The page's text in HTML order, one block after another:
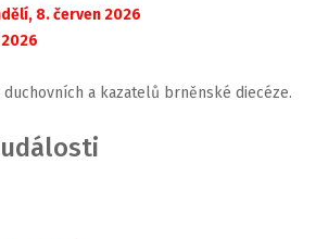
8. červen 2026
duchovních a kazatelů brněnské diecéze.